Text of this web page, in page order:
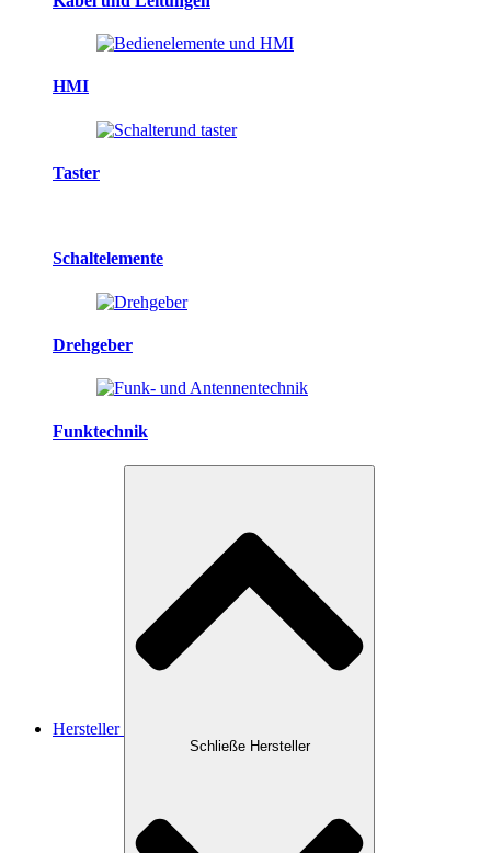
HMI
Taster
Schaltelemente
Drehgeber
Funktechnik
Hersteller
Schließe Hersteller